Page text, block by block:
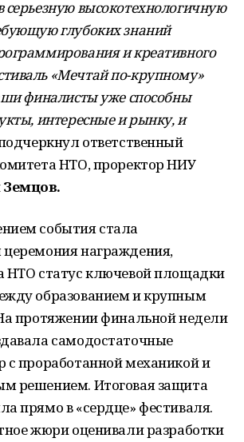
серьезную высокотехнологичную
глубоких знаний
и креативного
«Мечтай по-крупному»
финалисты уже способны
интересные и рынку, и
ответственный
НТО, проректор НИУ
события стала
церемония награждения,
НТО статус ключевой площадки
образованием и крупным
протяжении финальной недели
самодостаточные
с проработанной механикой и
решением. Итоговая защита
прямо в «сердце» фестиваля.
жюри оценивали разработки